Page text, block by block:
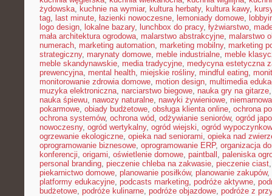
żydowska, kuchnie na wymiar, kultura herbaty, kultura kawy,
tag, last minute, łazienki nowoczesne, lemoniady domowe,
logo design, lokalne bazary, lunchbox do pracy, łyżwiarstwo,
mała architektura ogrodowa, malarstwo abstrakcyjne, malarstwo
numerach, marketing automation, marketing mobilny, marketing
strategiczny, marynaty domowe, meble industrialne, meble
meble skandynawskie, media tradycyjne, medycyna estetyczna
prewencyjna, mental health, miejskie rośliny, mindful eating,
monitorowanie zdrowia domowe, motion design, multimedia
muzyka elektroniczna, narciarstwo biegowe, nauka gry na gitarze
nauka śpiewu, nawozy naturalne, nawyki żywieniowe,
pokarmowe, obiady budżetowe, obsługa klienta online, ochrona
ochrona systemów, ochrona wód, odżywianie seniorów, ogród
nowoczesny, ogród wertykalny, ogród wiejski, ogród
ogrzewanie ekologiczne, opieka nad seniorami, opieka nad
oprogramowanie biznesowe, oprogramowanie ERP, organizacja
konferencji, origami, oświetlenie domowe, paintball , paleniska
personal branding, pieczenie chleba na zakwasie, pieczenie ciast
piekarnictwo domowe, planowanie posiłków, planowanie zakupów,
platformy edukacyjne, podcasts marketing, podróże aktywne,
budżetowe, podróże kulinarne, podróże objazdowe, podróże z